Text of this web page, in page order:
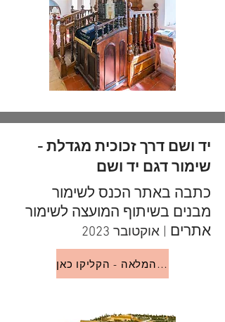
יד ושם דרך זכוכית מגדלת -
שימור דגם יד ושם
כתבה באתר הכנס לשימור
מבנים בשיתוף המועצה לשימור
אתרים | אוקטובר 2023
לכתבה המלאה - הקליקו כאן